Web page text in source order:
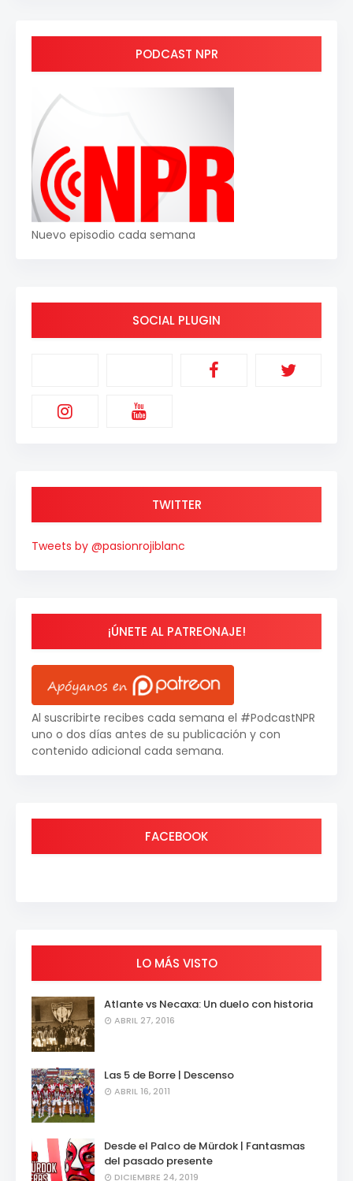
PODCAST NPR
Nuevo episodio cada semana
SOCIAL PLUGIN
TWITTER
Tweets by @pasionrojiblanc
¡ÚNETE AL PATREONAJE!
Al suscribirte recibes cada semana el #PodcastNPR
uno o dos días antes de su publicación y con
contenido adicional cada semana.
FACEBOOK
LO MÁS VISTO
Atlante vs Necaxa: Un duelo con historia
ABRIL 27, 2016
Las 5 de Borre | Descenso
ABRIL 16, 2011
Desde el Palco de Mürdok | Fantasmas
del pasado presente
DICIEMBRE 24, 2019